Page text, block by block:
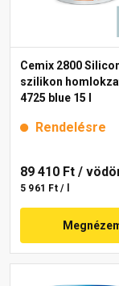
Cemix 2800
szilikon
4725 blue 15 l
Rendelésre
89 410 Ft /
5 961 Ft / l